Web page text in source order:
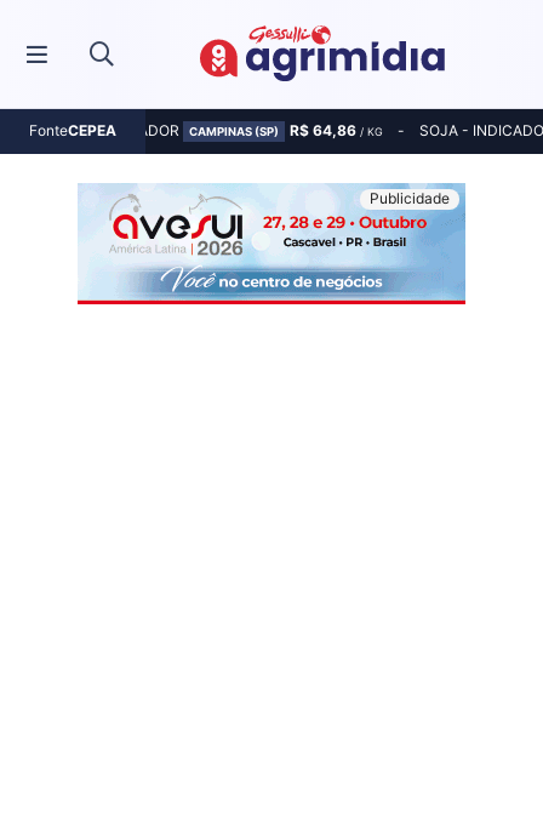
FonteCEPEA
MILHO - INDICADOR CAMPINAS (SP) R$ 64,86 / KG SOJA -